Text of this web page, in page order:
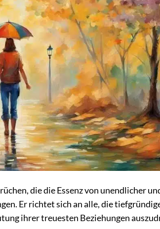
die die Essenz von unendlicher
Er richtet sich an alle, die
ihrer treuesten Beziehungen